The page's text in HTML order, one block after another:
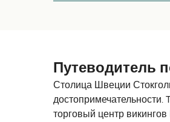
Путеводитель
Столица Швеции
торговый центр